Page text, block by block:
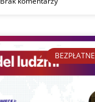
BEZPŁATNE